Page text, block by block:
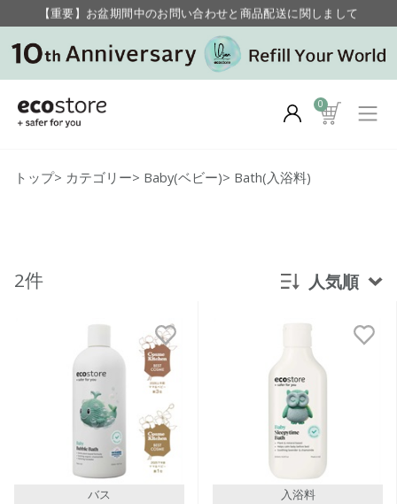
【重要】お盆期間中のお問い合わせと商品配送に関しまして
毎月お得にポイントが貯まる！ “月のポイントアップデー”
0
トップ> カテゴリー> Baby(ベビー)> Bath(入浴料)
2件 人気順
価格が安い
価格が高い
レビューが多い順
レビュー評価が高い順
バス 入浴料